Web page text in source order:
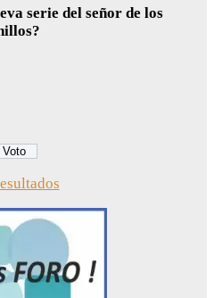
serie del señor de los